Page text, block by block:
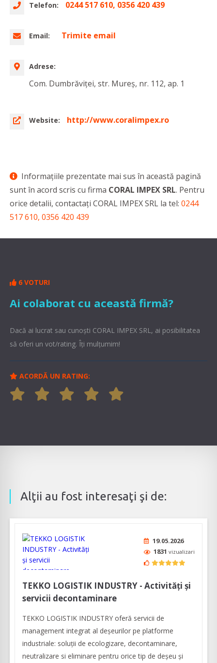
Telefon: 0244 517 610, 0356 420 439
Email: Trimite email
Adrese:
Com. Dumbrăviței, str. Mureș, nr. 112, ap. 1
Website: http://www.coralimpex.ro
Informaţiile prezentate mai sus în această pagină
sunt în acord scris cu firma CORAL IMPEX SRL. Pentru
orice detalii, contactaţi CORAL IMPEX SRL la tel: 0244
517 610, 0356 420 439
6 VOTURI
Ai colaborat cu această firmă?
Dacă ai lucrat sau cunoşti CORAL IMPEX SRL, ai posibilitatea
să oferi un vot/rating. Îți mulțumim!
ACORDĂ UN RATING:
Alţii au fost interesaţi şi de:
19.05.2026
1831 vizualizari
TEKKO LOGISTIK INDUSTRY - Activităţi şi
servicii decontaminare
TEKKO LOGISTIK INDUSTRY oferă servicii de
management integrat al deșeurilor pe platforme
industriale: soluții de ecologizare, decontaminare,
neutralizare si eliminare pentru orice tip de deșeu și